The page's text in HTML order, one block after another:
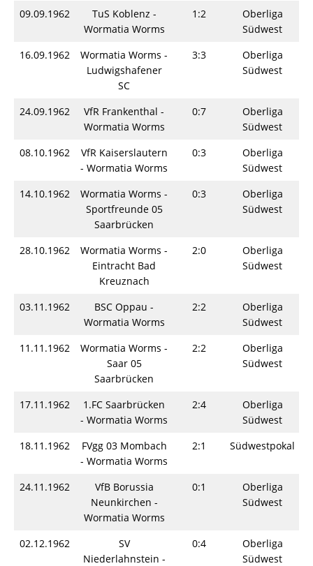
09.09.1962
TuS Koblenz -
Wormatia Worms
1:2
Oberliga
Südwest
16.09.1962
Wormatia Worms -
Ludwigshafener
SC
3:3
Oberliga
Südwest
24.09.1962
VfR Frankenthal -
Wormatia Worms
0:7
Oberliga
Südwest
08.10.1962
VfR Kaiserslautern
- Wormatia Worms
0:3
Oberliga
Südwest
14.10.1962
Wormatia Worms -
Sportfreunde 05
Saarbrücken
0:3
Oberliga
Südwest
28.10.1962
Wormatia Worms -
Eintracht Bad
Kreuznach
2:0
Oberliga
Südwest
03.11.1962
BSC Oppau -
Wormatia Worms
2:2
Oberliga
Südwest
11.11.1962
Wormatia Worms -
Saar 05
Saarbrücken
2:2
Oberliga
Südwest
17.11.1962
1.FC Saarbrücken
- Wormatia Worms
2:4
Oberliga
Südwest
18.11.1962
FVgg 03 Mombach
- Wormatia Worms
2:1 Südwestpokal
24.11.1962
VfB Borussia
Neunkirchen -
Wormatia Worms
0:1
Oberliga
Südwest
02.12.1962
SV
Niederlahnstein -
0:4
Oberliga
Südwest